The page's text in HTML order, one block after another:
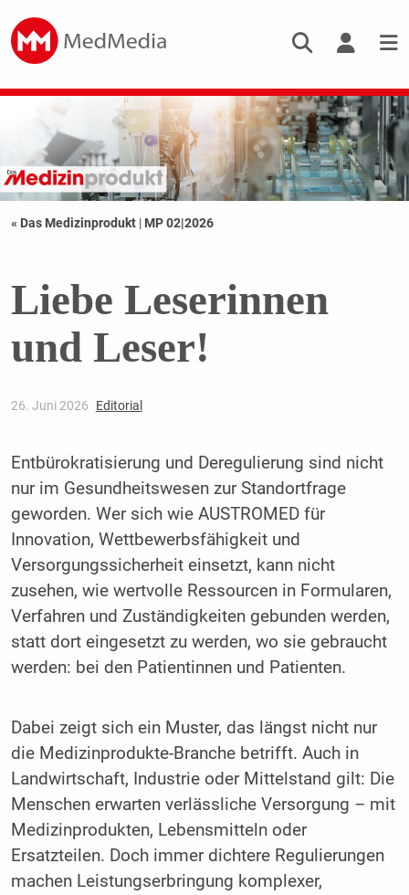
« Das Medizinprodukt | MP 02|2026
Liebe Leserinnen
und Leser!
26. Juni 2026 Editorial
Entbürokratisierung und Deregulierung sind nicht
nur im Gesundheitswesen zur Standortfrage
geworden. Wer sich wie AUSTROMED für
Innovation, Wettbewerbsfähigkeit und
Versorgungssicherheit einsetzt, kann nicht
zusehen, wie wertvolle Ressourcen in Formularen,
Verfahren und Zuständigkeiten gebunden werden,
statt dort eingesetzt zu werden, wo sie gebraucht
werden: bei den Patientinnen und Patienten.
Dabei zeigt sich ein Muster, das längst nicht nur
die Medizinprodukte-Branche betrifft. Auch in
Landwirtschaft, Industrie oder Mittelstand gilt: Die
Menschen erwarten verlässliche Versorgung – mit
Medizinprodukten, Lebensmitteln oder
Ersatzteilen. Doch immer dichtere Regulierungen
machen Leistungserbringung komplexer,